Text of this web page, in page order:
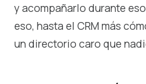
y acompañarlo durante
eso, hasta el CRM más
un directorio caro que